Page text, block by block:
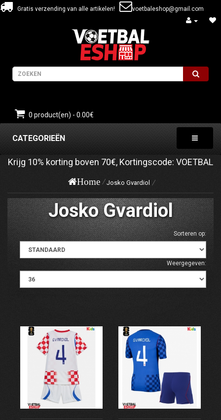
Gratis verzending van alle artikelen! voetbaleshop@gmail.com
0 product(en) - 0.00€
CATEGORIEËN
Krijg 10% korting boven 70€, Kortingscode: VOETBAL
Home Josko Gvardiol
Josko Gvardiol
Sorteren op:
Weergegeven: